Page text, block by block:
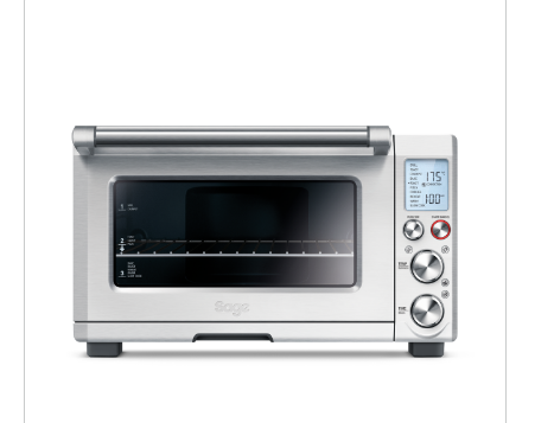
the Smart Oven™ Pro